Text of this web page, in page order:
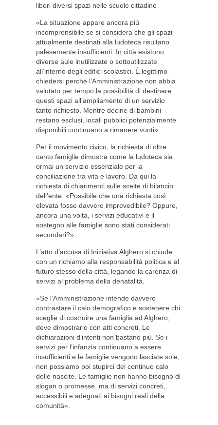
liberi diversi spazi nelle scuole cittadine
«La situazione appare ancora più
incomprensibile se si considera che gli spazi
attualmente destinati alla ludoteca risultano
palesemente insufficienti. In città esistono
diverse aule inutilizzate o sottoutilizzate
all’interno degli edifici scolastici. È legittimo
chiedersi perché l’Amministrazione non abbia
valutato per tempo la possibilità di destinare
questi spazi all’ampliamento di un servizio
tanto richiesto. Mentre decine di bambini
restano esclusi, locali pubblici potenzialmente
disponibili continuano a rimanere vuoti».
Per il movimento civico, la richiesta di oltre
cento famiglie dimostra come la ludoteca sia
ormai un servizio essenziale per la
conciliazione tra vita e lavoro. Da qui la
richiesta di chiarimenti sulle scelte di bilancio
dell’ente: «Possibile che una richiesta così
elevata fosse davvero imprevedibile? Oppure,
ancora una volta, i servizi educativi e il
sostegno alle famiglie sono stati considerati
secondari?».
L’atto d’accusa di Iniziativa Alghero si chiude
con un richiamo alla responsabilità politica e al
futuro stesso della città, legando la carenza di
servizi al problema della denatalità.
«Se l’Amministrazione intende davvero
contrastare il calo demografico e sostenere chi
sceglie di costruire una famiglia ad Alghero,
deve dimostrarlo con atti concreti. Le
dichiarazioni d’intenti non bastano più. Se i
servizi per l’infanzia continuano a essere
insufficienti e le famiglie vengono lasciate sole,
non possiamo poi stupirci del continuo calo
delle nascite. Le famiglie non hanno bisogno di
slogan o promesse, ma di servizi concreti,
accessibili e adeguati ai bisogni reali della
comunità».